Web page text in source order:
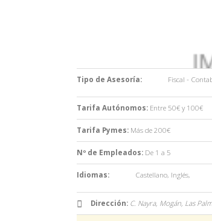
Tipo de Asesoría: Fiscal -
Tarifa Autónomos: Entre 50€ y 100€
Tarifa Pymes: Más de 200€
Nº de Empleados: De 1 a 5
Idiomas: Castellano, Inglés,
Dirección: C. Nayra, Mogán, Las